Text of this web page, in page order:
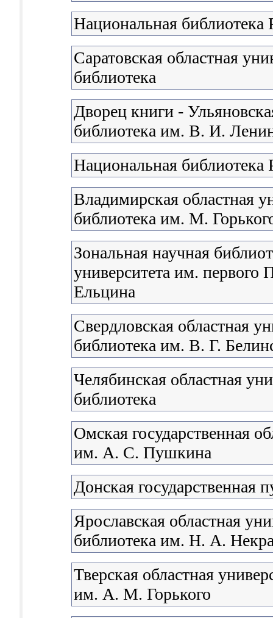
Национальная
Саратовская областная
библиотека
Дворец книги -
библиотека им. В. И.
Национальная библиотека
Владимирская областная
библиотека им. М.
Зональная научная
университета им. первого
Ельцина
Свердловская областная
библиотека им. В. Г.
Челябинская областная
библиотека
Омская государственная
им. А. С. Пушкина
Донская государственная
Ярославская областная
библиотека им. Н. А.
Тверская областная
им. А. М. Горького